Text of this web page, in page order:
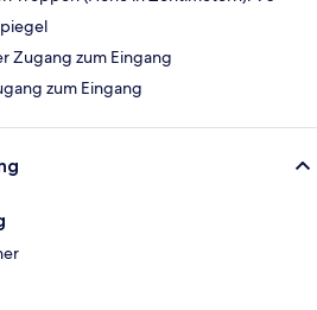
Zugang zum Eingang
zum Eingang